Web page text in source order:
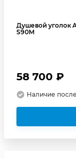
Душевой уголок
S90M
58 700 ₽
Наличие